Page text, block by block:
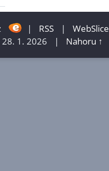
| RSS |
WebSlice
1. 2026
| Nahoru ↑